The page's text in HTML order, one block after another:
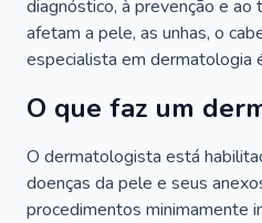
diagnóstico, à prevenção e
afetam a pele, as unhas, o
especialista em dermatologia
O que faz um
O dermatologista está
doenças da pele e seus
procedimentos minimamente